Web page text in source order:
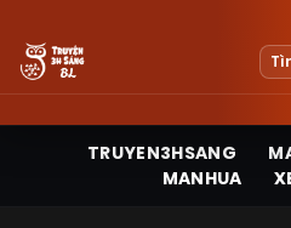
TRUYEN3HSANG
MANHUA